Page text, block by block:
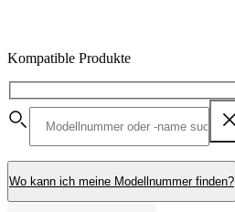
Kompatible Produkte
Wo kann ich meine Modellnummer finden?